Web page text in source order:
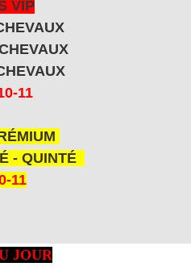
VIP
11
- QUINTÉ
11
JOUR